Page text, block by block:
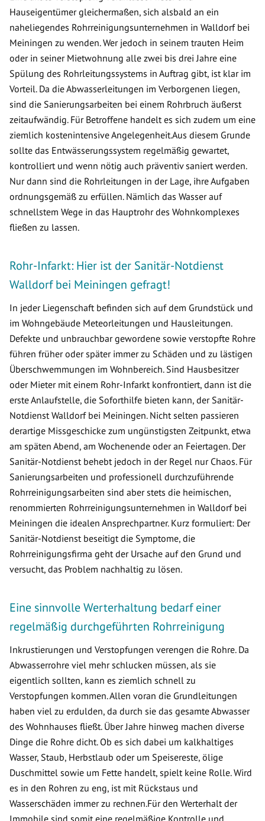
Hauseigentümer gleichermaßen, sich alsbald an ein
naheliegendes Rohrreinigungsunternehmen in Walldorf bei
Meiningen zu wenden. Wer jedoch in seinem trauten Heim
oder in seiner Mietwohnung alle zwei bis drei Jahre eine
Spülung des Rohrleitungssystems in Auftrag gibt, ist klar im
Vorteil. Da die Abwasserleitungen im Verborgenen liegen,
sind die Sanierungsarbeiten bei einem Rohrbruch äußerst
zeitaufwändig. Für Betroffene handelt es sich zudem um eine
ziemlich kostenintensive Angelegenheit.Aus diesem Grunde
sollte das Entwässerungssystem regelmäßig gewartet,
kontrolliert und wenn nötig auch präventiv saniert werden.
Nur dann sind die Rohrleitungen in der Lage, ihre Aufgaben
ordnungsgemäß zu erfüllen. Nämlich das Wasser auf
schnellstem Wege in das Hauptrohr des Wohnkomplexes
fließen zu lassen.
Rohr-Infarkt: Hier ist der Sanitär-Notdienst
Walldorf bei Meiningen gefragt!
In jeder Liegenschaft befinden sich auf dem Grundstück und
im Wohngebäude Meteorleitungen und Hausleitungen.
Defekte und unbrauchbar gewordene sowie verstopfte Rohre
führen früher oder später immer zu Schäden und zu lästigen
Überschwemmungen im Wohnbereich. Sind Hausbesitzer
oder Mieter mit einem Rohr-Infarkt konfrontiert, dann ist die
erste Anlaufstelle, die Soforthilfe bieten kann, der Sanitär-
Notdienst Walldorf bei Meiningen. Nicht selten passieren
derartige Missgeschicke zum ungünstigsten Zeitpunkt, etwa
am späten Abend, am Wochenende oder an Feiertagen. Der
Sanitär-Notdienst behebt jedoch in der Regel nur Chaos. Für
Sanierungsarbeiten und professionell durchzuführende
Rohrreinigungsarbeiten sind aber stets die heimischen,
renommierten Rohrreinigungsunternehmen in Walldorf bei
Meiningen die idealen Ansprechpartner. Kurz formuliert: Der
Sanitär-Notdienst beseitigt die Symptome, die
Rohrreinigungsfirma geht der Ursache auf den Grund und
versucht, das Problem nachhaltig zu lösen.
Eine sinnvolle Werterhaltung bedarf einer
regelmäßig durchgeführten Rohrreinigung
Inkrustierungen und Verstopfungen verengen die Rohre. Da
Abwasserrohre viel mehr schlucken müssen, als sie
eigentlich sollten, kann es ziemlich schnell zu
Verstopfungen kommen. Allen voran die Grundleitungen
haben viel zu erdulden, da durch sie das gesamte Abwasser
des Wohnhauses fließt. Über Jahre hinweg machen diverse
Dinge die Rohre dicht. Ob es sich dabei um kalkhaltiges
Wasser, Staub, Herbstlaub oder um Speisereste, ölige
Duschmittel sowie um Fette handelt, spielt keine Rolle. Wird
es in den Rohren zu eng, ist mit Rückstaus und
Wasserschäden immer zu rechnen.Für den Werterhalt der